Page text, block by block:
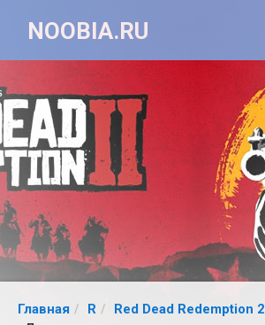
NOOBIA.RU
Главная R Red Dead Redemption 2